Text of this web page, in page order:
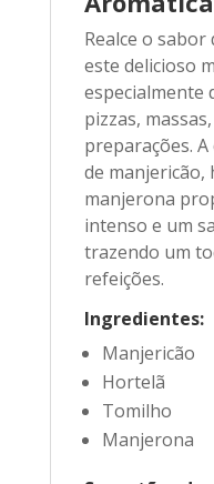
Realce o sabor
este delicioso
especialmente
pizzas,
preparações.
de
manjerona
intenso e um
trazendo um
refeições.
Ingredientes:
Manjericão
Hortelã
Tomilho
Manjerona